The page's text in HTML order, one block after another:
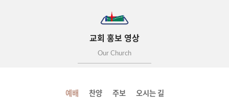
교회 홍보 영상
Our Church
예배 찬양 주보 오시는 길